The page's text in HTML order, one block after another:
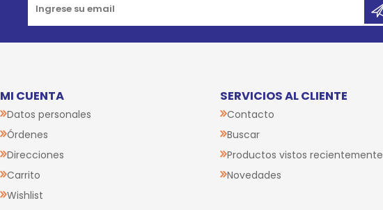
MI CUENTA
Datos personales
Órdenes
Direcciones
Carrito
Wishlist
SERVICIOS AL CLIENTE
Contacto
Buscar
Productos vistos recientemente
Novedades